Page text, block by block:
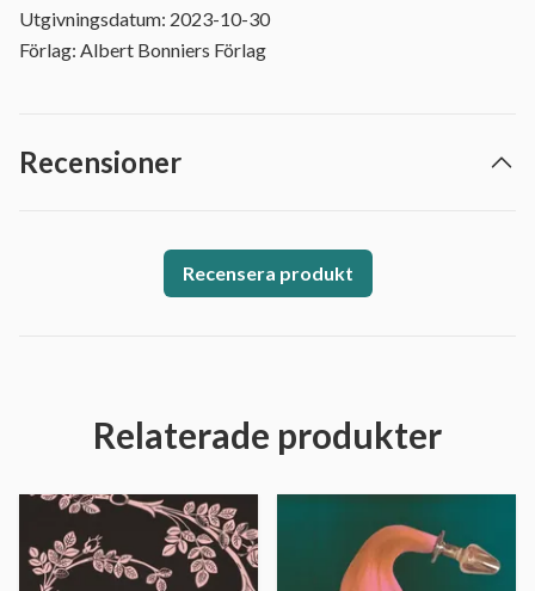
Utgivningsdatum: 2023-10-30
Förlag: Albert Bonniers Förlag
Recensioner
Recensera produkt
Relaterade produkter